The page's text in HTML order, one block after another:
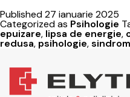
și
rolul
Published27 ianuarie 2025
Categorized as Psihologie
epuizare, lipsa de energie,
redusa, psihologie,